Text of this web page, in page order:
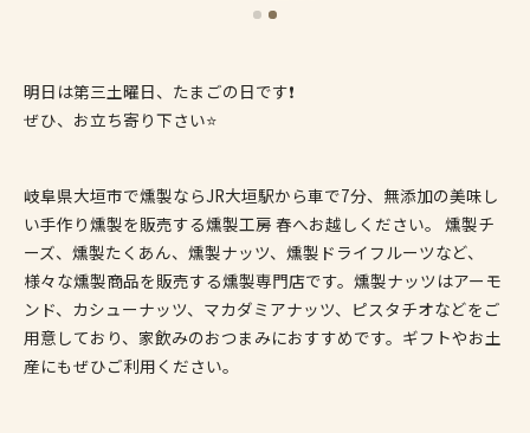
明日は第三土曜日、たまごの日です❗️
ぜひ、お立ち寄り下さい⭐️
岐阜県大垣市で燻製ならJR大垣駅から車で7分、無添加の美味し
い手作り燻製を販売する燻製工房 春へお越しください。 燻製チ
ーズ、燻製たくあん、燻製ナッツ、燻製ドライフルーツなど、
様々な燻製商品を販売する燻製専門店です。燻製ナッツはアーモ
ンド、カシューナッツ、マカダミアナッツ、ピスタチオなどをご
用意しており、家飲みのおつまみにおすすめです。ギフトやお土
産にもぜひご利用ください。